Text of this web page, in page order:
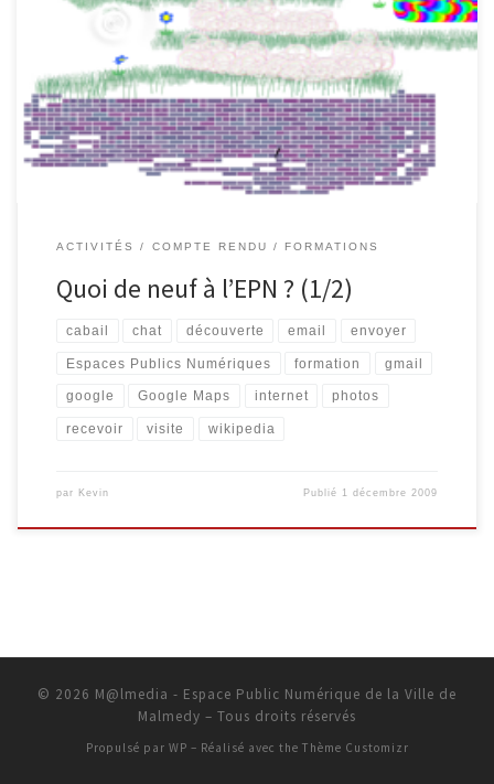
Ces dernières semaines, l’EPN a été actif sur plusieurs plans. Ainsi,
les trois premières séances d’une formation visant la découverte
d’Internet ont eu lieu, ainsi que des animations d’éducation aux
médias et aux dangers d’Internet, en collaboration avec des
classes de l’enseignement secondaire. Comme promis, voici un
petit compte-rendu des […]
ACTIVITÉS COMPTE RENDU FORMATIONS
Quoi de neuf à l’EPN ? (1/2)
cabail chat découverte email envoyer
Espaces Publics Numériques formation gmail
google Google Maps internet photos
recevoir visite wikipedia
par Kevin Publié 1 décembre 2009
© 2026 M@lmedia - Espace Public Numérique de la Ville de
Malmedy – Tous droits réservés
Propulsé par WP – Réalisé avec the Thème Customizr